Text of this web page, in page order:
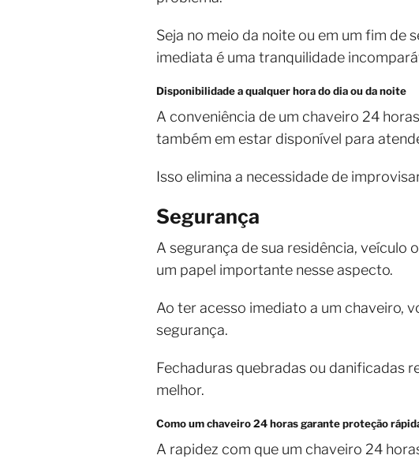
Seja no meio da noite ou em um fim de
imediata é uma tranquilidade
Disponibilidade a qualquer hora do dia ou da noite
A conveniência de um chaveiro 24
também em estar disponível para
Isso elimina a necessidade de
Segurança
A segurança de sua residência, veículo
um papel importante nesse aspecto.
Ao ter acesso imediato a um chaveiro,
segurança.
Fechaduras quebradas ou danificadas
melhor.
Como um chaveiro 24 horas garante proteção
A rapidez com que um chaveiro 24